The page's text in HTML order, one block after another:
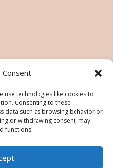
Consent
use technologies like cookies to
Consenting to these
data such as browsing behavior or
or withdrawing consent, may
functions.
est Démonstratrice